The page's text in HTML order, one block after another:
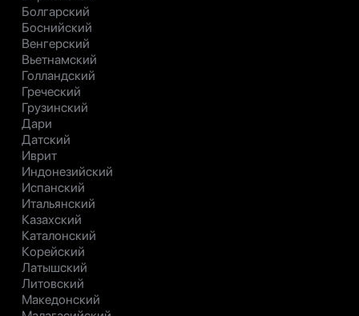
Болгарский
Боснийский
Венгерский
Вьетнамский
Голландский
Греческий
Грузинский
Дари
Датский
Иврит
Индонезийский
Испанский
Итальянский
Казахский
Каталонский
Корейский
Латышский
Литовский
Македонский